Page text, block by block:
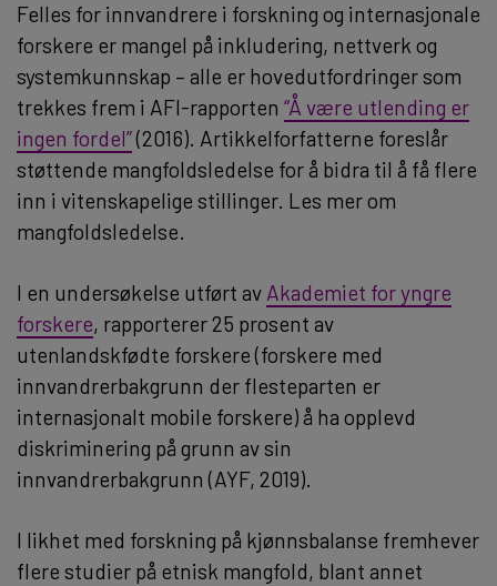
Felles for innvandrere i forskning og internasjonale
forskere er mangel på inkludering, nettverk og
systemkunnskap – alle er hovedutfordringer som
trekkes frem i AFI-rapporten “Å være utlending er
ingen fordel”(2016). Artikkelforfatterne foreslår
støttende mangfoldsledelse for å bidra til å få flere
inn i vitenskapelige stillinger. Les mer om
mangfoldsledelse.
I en undersøkelse utført av Akademiet for yngre
forskere, rapporterer 25 prosent av
utenlandskfødte forskere (forskere med
innvandrerbakgrunn der flesteparten er
internasjonalt mobile forskere) å ha opplevd
diskriminering på grunn av sin
innvandrerbakgrunn (AYF, 2019).
I likhet med forskning på kjønnsbalanse fremhever
flere studier på etnisk mangfold, blant annet